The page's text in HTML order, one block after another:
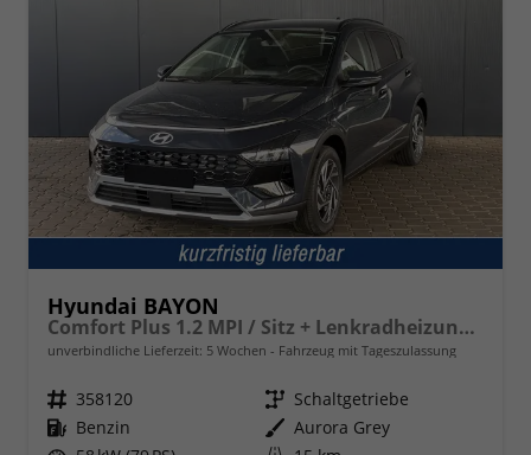
Hyundai BAYON
Comfort Plus 1.2 MPI / Sitz + Lenkradheizung PDC V&H Kamera LED Tempomat Keyless Alu 16"
unverbindliche Lieferzeit: 5 Wochen Fahrzeug mit Tageszulassung
Fahrzeugnr. 358120 Getriebe Schaltgetriebe
Kraftstoff Benzin Außenfarbe Aurora Grey